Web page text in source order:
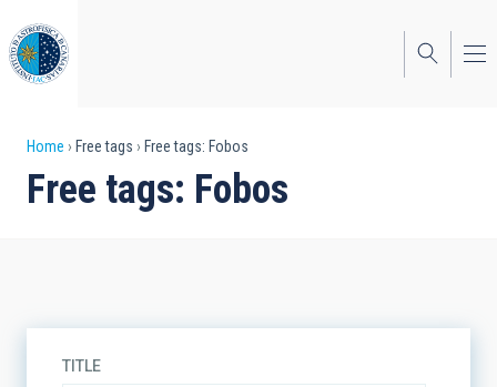
to
main
content
Breadcrumb
Home Free tags Free tags: Fobos
Free tags: Fobos
TITLE